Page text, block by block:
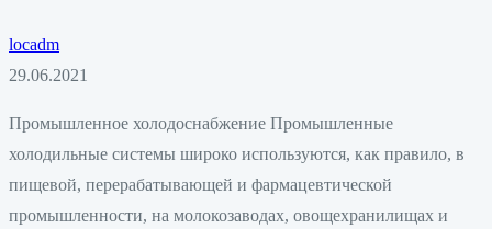
locadm
29.06.2021
Промышленное холодоснабжение Промышленные
холодильные системы широко используются, как правило, в
пищевой, перерабатывающей и фармацевтической
промышленности, на молокозаводах, овощехранилищах и